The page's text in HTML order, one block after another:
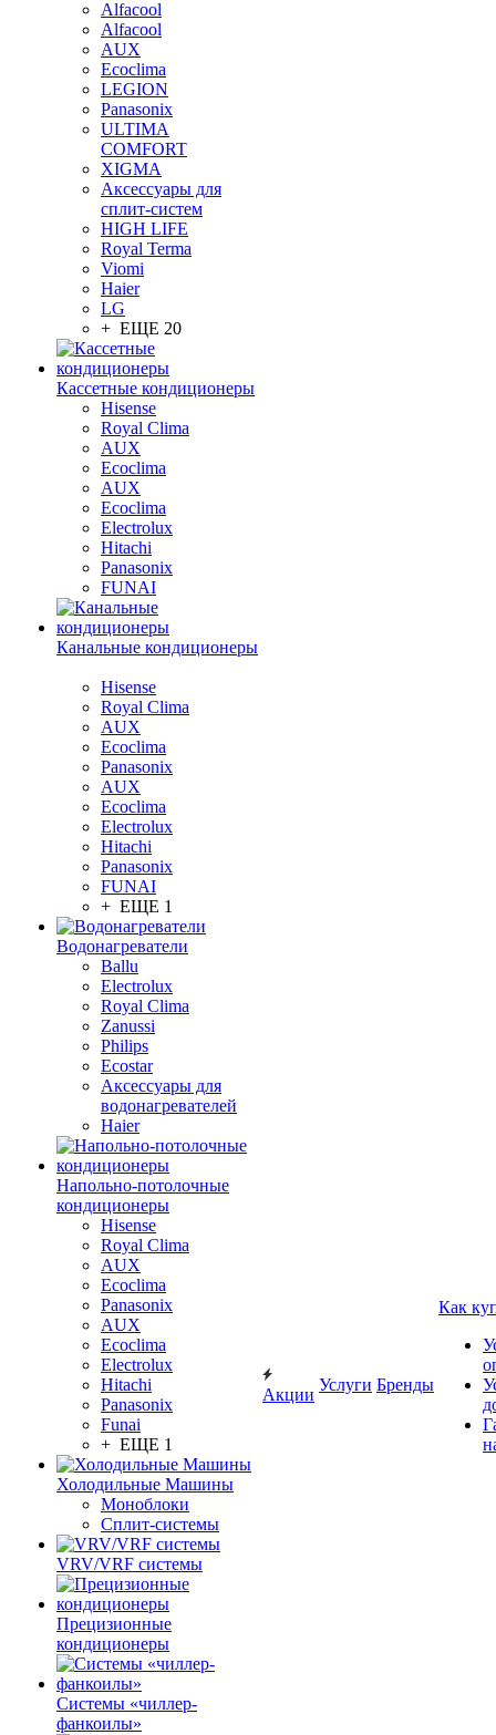
Alfacool
Alfacool
AUX
Ecoclima
LEGION
Panasonix
ULTIMA
COMFORT
XIGMA
Аксессуары для
сплит-систем
HIGH LIFE
Royal Terma
Viomi
Haier
LG
+ ЕЩЕ 20
Кассетные кондиционеры
Hisense
Royal Clima
AUX
Ecoclima
AUX
Ecoclima
Electrolux
Hitachi
Panasonix
FUNAI
Канальные кондиционеры
Hisense
Royal Clima
AUX
Ecoclima
Panasonix
AUX
Ecoclima
Electrolux
Hitachi
Panasonix
FUNAI
+ ЕЩЕ 1
Водонагреватели
Ballu
Electrolux
Royal Clima
Zanussi
Philips
Ecostar
Аксессуары для
водонагревателей
Haier
Напольно-потолочные
кондиционеры
Hisense
Royal Clima
AUX
Ecoclima
Panasonix
AUX
Ecoclima
Electrolux
Hitachi
Panasonix
Funai
+ ЕЩЕ 1
Холодильные Машины
Моноблоки
Сплит-системы
VRV/VRF системы
Прецизионные
кондиционеры
Системы «чиллер-
фанкоилы»
Акции
Услуги Бренды
Как